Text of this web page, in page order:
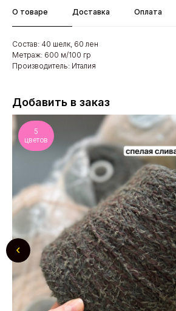
О товаре Доставка Оплата
Состав: 40 шелк, 60 лен
Метраж: 600 м/100 гр
Производитель: Италия
Добавить в заказ
5
цветов